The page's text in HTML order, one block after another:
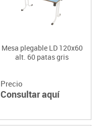
Mesa plegable LD 120x60
alt. 60 patas gris
Precio
Consultar aquí